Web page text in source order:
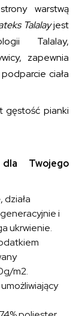
warstwą
Talalayjest
Talalay,
zapewnia
ciała
gęstość pianki
Twojego
działa
i
ukrwienie.
m2.